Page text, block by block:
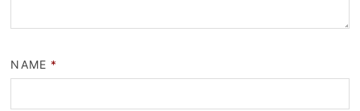
NAME *